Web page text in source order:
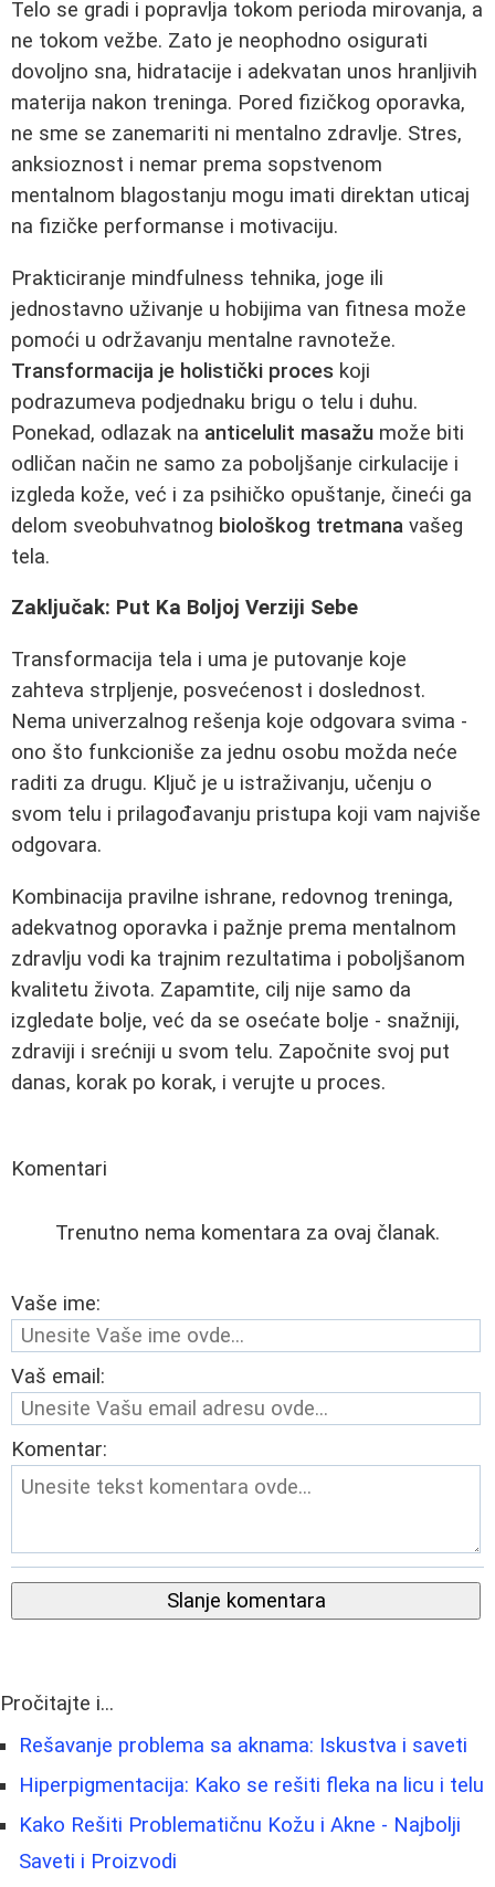
Telo se gradi i popravlja tokom perioda mirovanja, a
ne tokom vežbe. Zato je neophodno osigurati
dovoljno sna, hidratacije i adekvatan unos hranljivih
materija nakon treninga. Pored fizičkog oporavka,
ne sme se zanemariti ni mentalno zdravlje. Stres,
anksioznost i nemar prema sopstvenom
mentalnom blagostanju mogu imati direktan uticaj
na fizičke performanse i motivaciju.
Prakticiranje mindfulness tehnika, joge ili
jednostavno uživanje u hobijima van fitnesa može
pomoći u održavanju mentalne ravnoteže.
Transformacija je holistički proces koji
podrazumeva podjednaku brigu o telu i duhu.
Ponekad, odlazak na anticelulit masažu može biti
odličan način ne samo za poboljšanje cirkulacije i
izgleda kože, već i za psihičko opuštanje, čineći ga
delom sveobuhvatnog biološkog tretmana vašeg
tela.
Zaključak: Put Ka Boljoj Verziji Sebe
Transformacija tela i uma je putovanje koje
zahteva strpljenje, posvećenost i doslednost.
Nema univerzalnog rešenja koje odgovara svima -
ono što funkcioniše za jednu osobu možda neće
raditi za drugu. Ključ je u istraživanju, učenju o
svom telu i prilagođavanju pristupa koji vam najviše
odgovara.
Kombinacija pravilne ishrane, redovnog treninga,
adekvatnog oporavka i pažnje prema mentalnom
zdravlju vodi ka trajnim rezultatima i poboljšanom
kvalitetu života. Zapamtite, cilj nije samo da
izgledate bolje, već da se osećate bolje - snažniji,
zdraviji i srećniji u svom telu. Započnite svoj put
danas, korak po korak, i verujte u proces.
Komentari
Trenutno nema komentara za ovaj članak.
Vaše ime:
Vaš email:
Komentar:
Slanje komentara
Pročitajte i...
Rešavanje problema sa aknama: Iskustva i saveti
Hiperpigmentacija: Kako se rešiti fleka na licu i telu
Kako Rešiti Problematičnu Kožu i Akne - Najbolji
Saveti i Proizvodi